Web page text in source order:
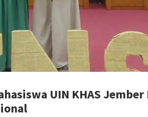
UIN KHAS Jember